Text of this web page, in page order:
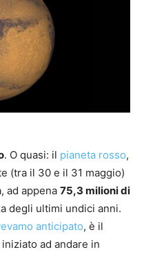
. O quasi: il pianeta rosso,
(tra il 30 e il 31 maggio)
ad appena 75,3 milioni di
degli ultimi undici anni.
anticipato, è il
ad andare in